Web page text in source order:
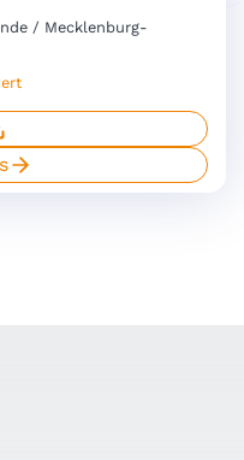
/ Mecklenburg-